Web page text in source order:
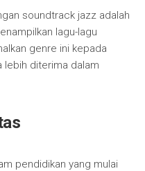
soundtrack jazz adalah
lagu-lagu
genre ini kepada
lebih diterima dalam
pendidikan yang mulai